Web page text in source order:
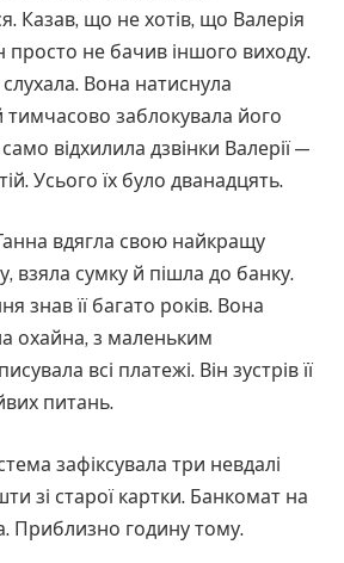
Казав, що не хотів, що Валерія
просто не бачив іншого виходу.
Вона натиснула
тимчасово заблокувала його
відхилила дзвінки Валерії —
Усього їх було дванадцять.
вдягла свою найкращу
взяла сумку й пішла до банку.
знав її багато років. Вона
охайна, з маленьким
всі платежі. Він зустрів її
питань.
зафіксувала три невдалі
зі старої картки. Банкомат на
Приблизно годину тому.